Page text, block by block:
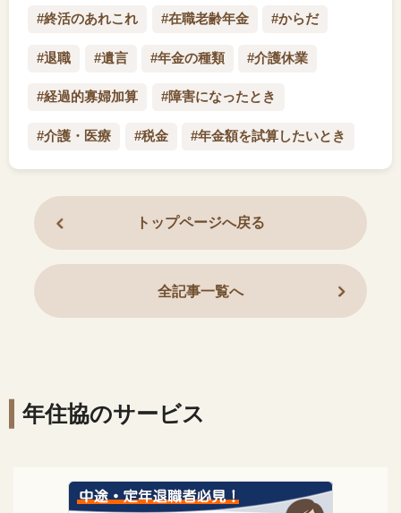
#終活のあれこれ #在職老齢年金 #からだ
#退職 #遺言 #年金の種類 #介護休業
#経過的寡婦加算 #障害になったとき
#介護・医療 #税金 #年金額を試算したいとき
トップページへ戻る
全記事一覧へ
年住協のサービス